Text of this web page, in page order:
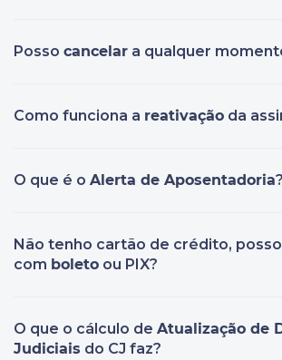
Posso cancelar a qualquer
Como funciona a reativação da
O que é o Alerta de Aposentadoria?
Não tenho cartão de crédito,
com boleto ou PIX?
O que o cálculo de Atualização de
Judiciais do CJ faz?